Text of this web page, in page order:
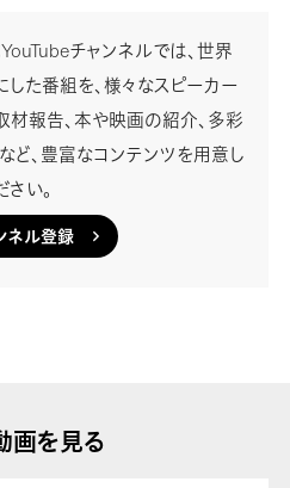
チャンネルでは、世界
た番組を、様々なスピーカー
材報告、本や映画の紹介、多彩
ど、豊富なコンテンツを用意し
い。
ネル登録
画を見る